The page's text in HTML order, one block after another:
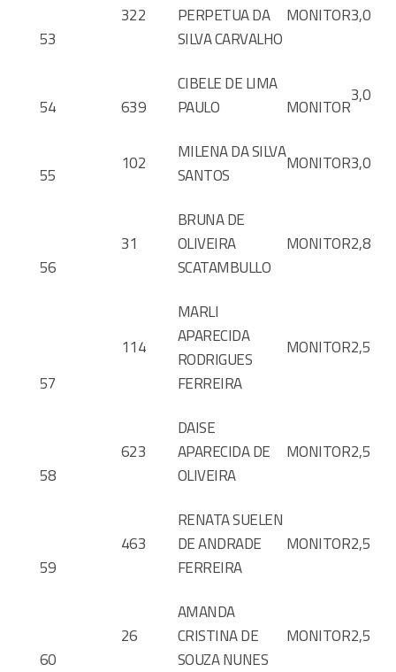
53
322
PERPETUA DA
SILVA CARVALHO
MONITOR3,0
54 639
CIBELE DE LIMA
PAULO
MONITOR
3,0
55
102
MILENA DA SILVA
SANTOS
MONITOR3,0
56
31
BRUNA DE
OLIVEIRA
SCATAMBULLO
MONITOR2,8
57
114
MARLI
APARECIDA
RODRIGUES
FERREIRA
MONITOR2,5
58
623
DAISE
APARECIDA DE
OLIVEIRA
MONITOR2,5
59
463
RENATA SUELEN
DE ANDRADE
FERREIRA
MONITOR2,5
60
26
AMANDA
CRISTINA DE
SOUZA NUNES
MONITOR2,5